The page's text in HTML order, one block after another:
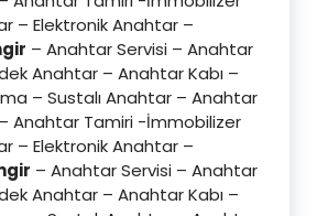
– Elektronik Anahtar –
– Anahtar Servisi – Anahtar
Anahtar – Anahtar Kabı –
– Sustalı Anahtar – Anahtar
Anahtar Tamiri -İmmobilizer
– Elektronik Anahtar –
– Anahtar Servisi – Anahtar
Anahtar – Anahtar Kabı –